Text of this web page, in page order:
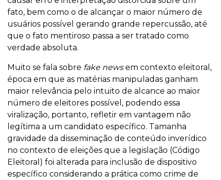
fato, bem como o de alcançar o maior número de
usuários possível gerando grande repercussão, até
que o fato mentiroso passa a ser tratado como
verdade absoluta.
Muito se fala sobre fake newsem contexto eleitoral,
época em que as matérias manipuladas ganham
maior relevância pelo intuito de alcance ao maior
número de eleitores possível, podendo essa
viralização, portanto, refletir em vantagem não
legítima a um candidato específico. Tamanha
gravidade da disseminação de conteúdo inverídico
no contexto de eleições que a legislação (Código
Eleitoral) foi alterada para inclusão de dispositivo
específico considerando a prática como crime de